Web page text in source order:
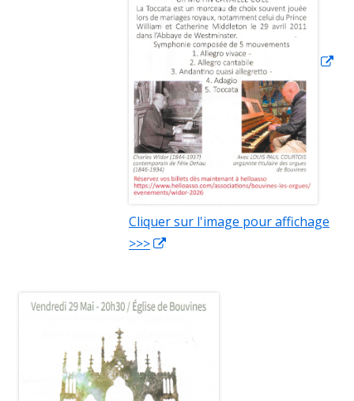
Cliquer sur l'image pour affichage
>>>
nouvelle